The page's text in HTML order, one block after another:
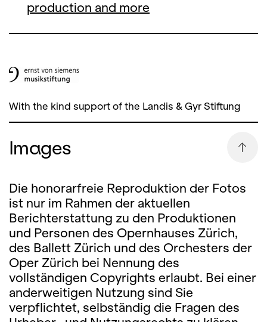
production and more
With the kind support of the Landis & Gyr Stiftung
Images
Die honorarfreie Reproduktion der Fotos
ist nur im Rahmen der aktuellen
Berichterstattung zu den Produktionen
und Personen des Opernhauses Zürich,
des Ballett Zürich und des Orchesters der
Oper Zürich bei Nennung des
vollständigen Copyrights erlaubt. Bei einer
anderweitigen Nutzung sind Sie
verpflichtet, selbständig die Fragen des